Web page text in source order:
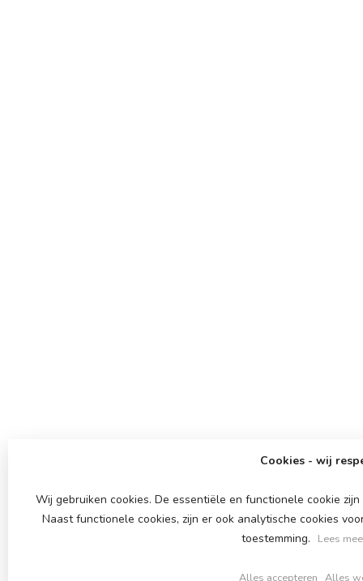
Cookies - wij
Wij gebruiken cookies. De essentiële en functionele cookie
Naast functionele cookies, zijn er ook analytische cookies
toestemming.
Lees
Alles accepteren Alles